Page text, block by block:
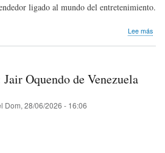
ligado al mundo del entretenimiento.
Lee más
Oquendo de Venezuela
Dom, 28/06/2026 - 16:06